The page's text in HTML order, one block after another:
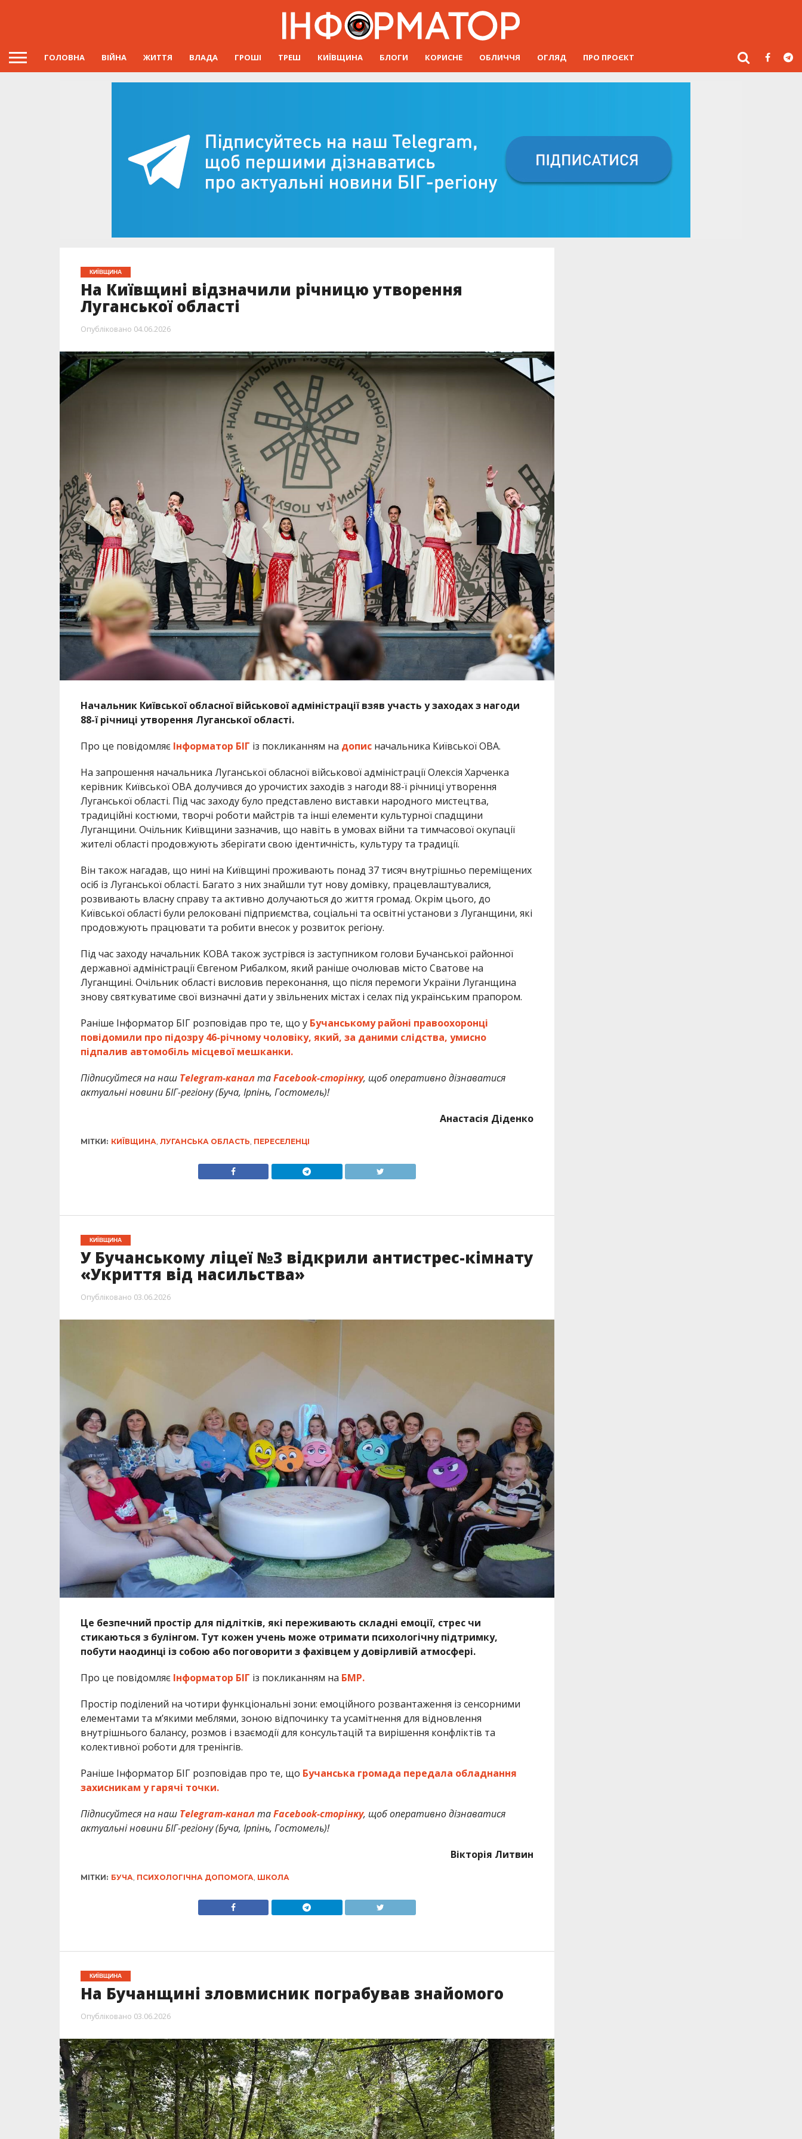
ГОЛОВНА ВІЙНА ЖИТТЯ ВЛАДА ГРОШІ ТРЕШ КИЇВЩИНА БЛОГИ КОРИСНЕ ОБЛИЧЧЯ ОГЛЯД ПРО ПРОЄКТ
КИЇВЩИНА
На Київщині відзначили річницю утворення
Луганської області
Опубліковано 04.06.2026
Начальник Київської обласної військової адміністрації взяв участь у заходах з нагоди
88-ї річниці утворення Луганської області.
Про це повідомляє Інформатор БІГ із покликанням на дописначальника Київської ОВА.
На запрошення начальника Луганської обласної військової адміністрації Олексія Харченка
керівник Київської ОВА долучився до урочистих заходів з нагоди 88-ї річниці утворення
Луганської області. Під час заходу було представлено виставки народного мистецтва,
традиційні костюми, творчі роботи майстрів та інші елементи культурної спадщини
Луганщини. Очільник Київщини зазначив, що навіть в умовах війни та тимчасової окупації
жителі області продовжують зберігати свою ідентичність, культуру та традиції.
Він також нагадав, що нині на Київщині проживають понад 37 тисяч внутрішньо переміщених
осіб із Луганської області. Багато з них знайшли тут нову домівку, працевлаштувалися,
розвивають власну справу та активно долучаються до життя громад. Окрім цього, до
Київської області були релоковані підприємства, соціальні та освітні установи з Луганщини, які
продовжують працювати та робити внесок у розвиток регіону.
Під час заходу начальник КОВА також зустрівся із заступником голови Бучанської районної
державної адміністрації Євгеном Рибалком, який раніше очолював місто Сватове на
Луганщині. Очільник області висловив переконання, що після перемоги України Луганщина
знову святкуватиме свої визначні дати у звільнених містах і селах під українським прапором.
Раніше Інформатор БІГ розповідав про те, що у Бучанському районі правоохоронці
повідомили про підозру 46-річному чоловіку, який, за даними слідства, умисно
підпалив автомобіль місцевої мешканки.
Підписуйтеся на наш Telegram-каналтаFacebook-сторінку, щоб оперативно дізнаватися
актуальні новини БІГ-регіону (Буча, Ірпінь, Гостомель)!
Анастасія Діденко
МІТКИ: КИЇВЩИНА, ЛУГАНСЬКА ОБЛАСТЬ, ПЕРЕСЕЛЕНЦІ
КИЇВЩИНА
У Бучанському ліцеї №3 відкрили антистрес-кімнату
«Укриття від насильства»
Опубліковано 03.06.2026
Це безпечний простір для підлітків, які переживають складні емоції, стрес чи
стикаються з булінгом. Тут кожен учень може отримати психологічну підтримку,
побути наодинці із собою або поговорити з фахівцем у довірливій атмосфері.
Про це повідомляє Інформатор БІГ із покликанням на БМР.
Простір поділений на чотири функціональні зони: емоційного розвантаження із сенсорними
елементами та м’якими меблями, зоною відпочинку та усамітнення для відновлення
внутрішнього балансу, розмов і взаємодії для консультацій та вирішення конфліктів та
колективної роботи для тренінгів.
Раніше Інформатор БІГ розповідав про те, що Бучанська громада передала обладнання
захисникам у гарячі точки.
Підписуйтеся на наш Telegram-каналтаFacebook-сторінку, щоб оперативно дізнаватися
актуальні новини БІГ-регіону (Буча, Ірпінь, Гостомель)!
Вікторія Литвин
МІТКИ: БУЧА, ПСИХОЛОГІЧНА ДОПОМОГА, ШКОЛА
КИЇВЩИНА
На Бучанщині зловмисник пограбував знайомого
Опубліковано 03.06.2026